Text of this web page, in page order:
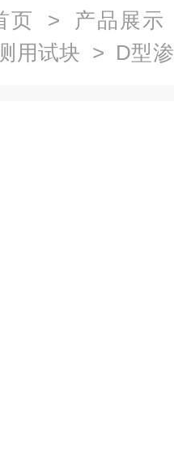
页 > 产品展示
用试块 > D型